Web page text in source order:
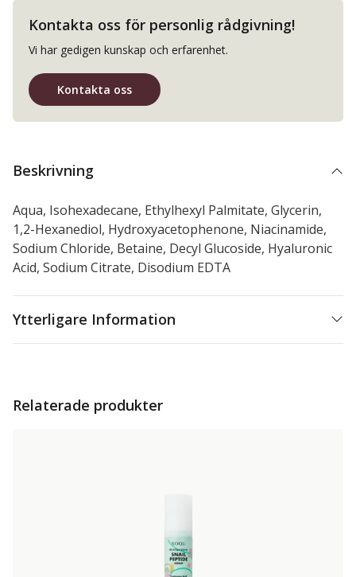
Kontakta oss för personlig rådgivning!
Vi har gedigen kunskap och erfarenhet.
Kontakta oss
Beskrivning
Aqua, Isohexadecane, Ethylhexyl Palmitate, Glycerin,
1,2-Hexanediol, Hydroxyacetophenone, Niacinamide,
Sodium Chloride, Betaine, Decyl Glucoside, Hyaluronic
Acid, Sodium Citrate, Disodium EDTA
Ytterligare Information
Relaterade produkter